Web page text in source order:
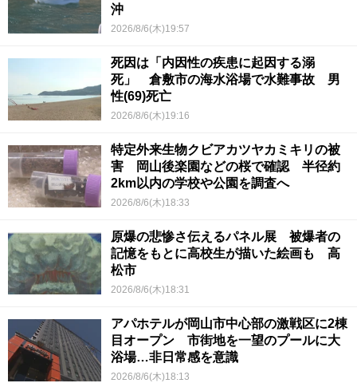
沖
2026/8/6(木)19:57
死因は「内因性の疾患に起因する溺
死」 倉敷市の海水浴場で水難事故 男
性(69)死亡
2026/8/6(木)19:16
特定外来生物クビアカツヤカミキリの被
害 岡山後楽園などの桜で確認 半径約
2km以内の学校や公園を調査へ
2026/8/6(木)18:33
原爆の悲惨さ伝えるパネル展 被爆者の
記憶をもとに高校生が描いた絵画も 高
松市
2026/8/6(木)18:31
アパホテルが岡山市中心部の激戦区に2棟
目オープン 市街地を一望のプールに大
浴場…非日常感を意識
2026/8/6(木)18:13